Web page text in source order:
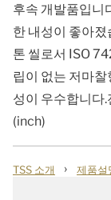
후속 개발품입니
한 내성이 좋아
톤 씰로서 ISO
립이 없는 저마
성이 우수합니다
(inch)
TSS 소개 › 제품설